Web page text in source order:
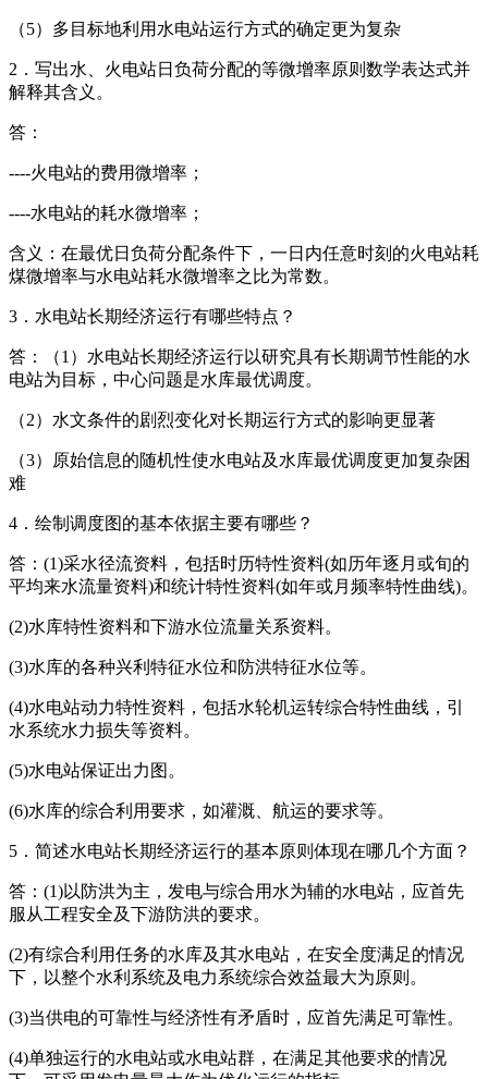
（5）多目标地利用水电站运行方式的确定更为复杂
2．写出水、火电站日负荷分配的等微增率原则数学表达式并
解释其含义。
答：
----火电站的费用微增率；
----水电站的耗水微增率；
含义：在最优日负荷分配条件下，一日内任意时刻的火电站耗
煤微增率与水电站耗水微增率之比为常数。
3．水电站长期经济运行有哪些特点？
答：（1）水电站长期经济运行以研究具有长期调节性能的水
电站为目标，中心问题是水库最优调度。
（2）水文条件的剧烈变化对长期运行方式的影响更显著
（3）原始信息的随机性使水电站及水库最优调度更加复杂困
难
4．绘制调度图的基本依据主要有哪些？
答：(1)采水径流资料，包括时历特性资料(如历年逐月或旬的
平均来水流量资料)和统计特性资料(如年或月频率特性曲线)。
(2)水库特性资料和下游水位流量关系资料。
(3)水库的各种兴利特征水位和防洪特征水位等。
(4)水电站动力特性资料，包括水轮机运转综合特性曲线，引
水系统水力损失等资料。
(5)水电站保证出力图。
(6)水库的综合利用要求，如灌溉、航运的要求等。
5．简述水电站长期经济运行的基本原则体现在哪几个方面？
答：(1)以防洪为主，发电与综合用水为辅的水电站，应首先
服从工程安全及下游防洪的要求。
(2)有综合利用任务的水库及其水电站，在安全度满足的情况
下，以整个水利系统及电力系统综合效益最大为原则。
(3)当供电的可靠性与经济性有矛盾时，应首先满足可靠性。
(4)单独运行的水电站或水电站群，在满足其他要求的情况